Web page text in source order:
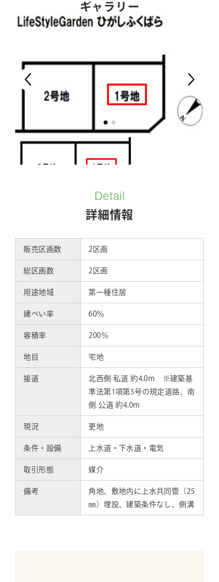
ギャラリー
Detail
詳細情報
販売区画数 2区画
総区画数 2区画
用途地域 第一種住居
建ぺい率 60％
容積率 200％
地目 宅地
接道
北西側 私道 約4.0m ※建築基
準法第1項第5号の規定道路、南
側 公道 約4.0m
現況 更地
条件・設備 上水道・下水道・電気
取引形態 媒介
備考
角地、敷地内に上水共同管（25
㎜）埋設、建築条件なし、側溝